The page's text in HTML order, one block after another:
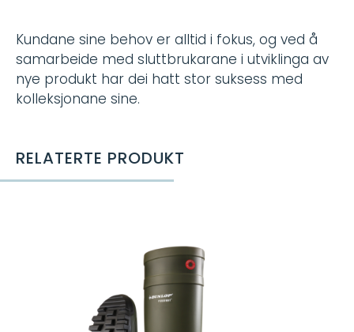
Kundane sine behov er alltid i fokus, og ved å
samarbeide med sluttbrukarane i utviklinga av
nye produkt har dei hatt stor suksess med
kolleksjonane sine.
RELATERTE PRODUKT